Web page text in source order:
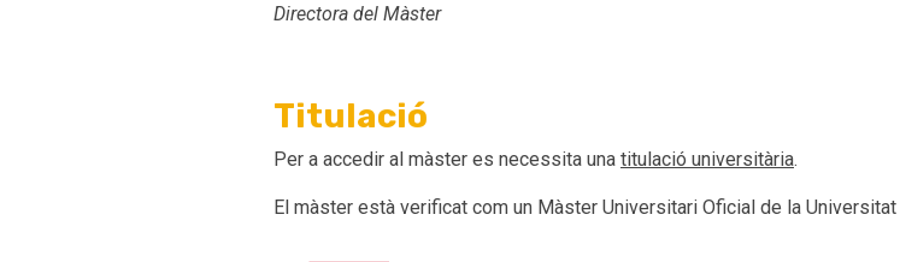
Directora del Màster
Titulació
Per a accedir al màster es necessita una titulació universitària.
El màster està verificat com un Màster Universitari Oficial de la Universitat